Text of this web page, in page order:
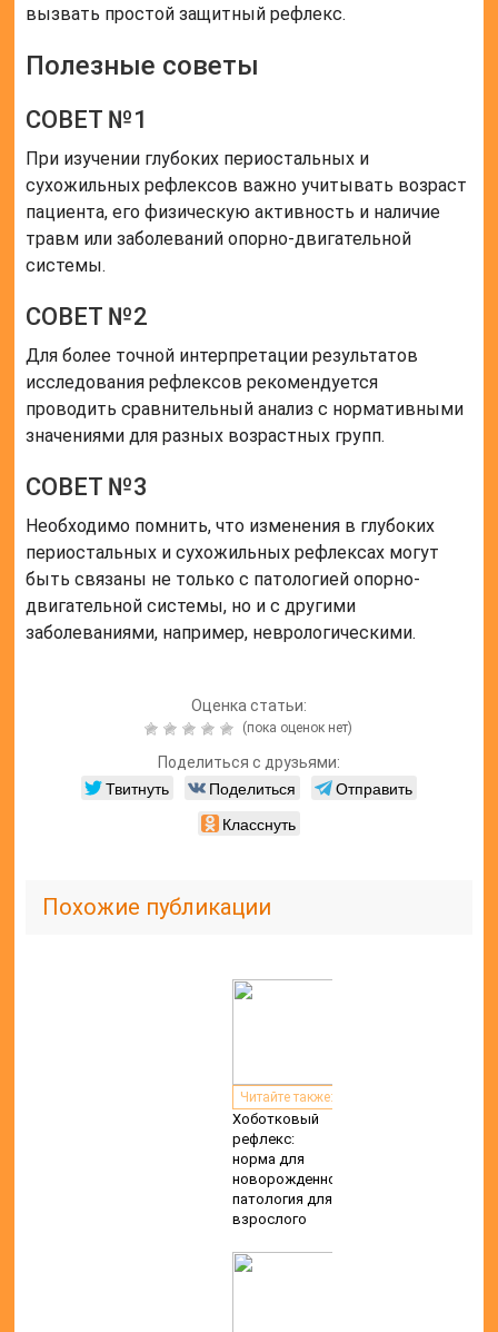
вызвать простой защитный рефлекс.
Полезные советы
СОВЕТ №1
При изучении глубоких периостальных и
сухожильных рефлексов важно учитывать возраст
пациента, его физическую активность и наличие
травм или заболеваний опорно-двигательной
системы.
СОВЕТ №2
Для более точной интерпретации результатов
исследования рефлексов рекомендуется
проводить сравнительный анализ с нормативными
значениями для разных возрастных групп.
СОВЕТ №3
Необходимо помнить, что изменения в глубоких
периостальных и сухожильных рефлексах могут
быть связаны не только с патологией опорно-
двигательной системы, но и с другими
заболеваниями, например, неврологическими.
Оценка статьи:
(пока оценок нет)
Поделиться с друзьями:
Твитнуть Поделиться
Отправить
Класснуть
Похожие публикации
Читайте также:
Хоботковый
рефлекс:
норма для
новорожденного,
патология для
взрослого